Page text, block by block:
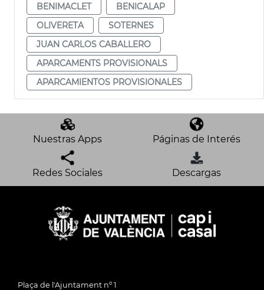
BENIMACLET
BENICALAP
OLIVERETA
SOTERNES
JUAN CARLOS CABALLERO
APARCAMENTS PROVISIONALS
APARCAMIENTOS PROVISIONALES
Nuestras Apps Páginas de Interés
Redes Sociales Descargas
Plaça de l'Ajuntament nº 1